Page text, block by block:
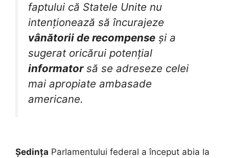
faptului că Statele Unite nu
intenționează să încurajeze
vânătorii de recompense și a
sugerat oricărui potențial
informatorsă se adreseze celei
mai apropiate ambasade
americane.
Ședința Parlamentului federal a început abia la